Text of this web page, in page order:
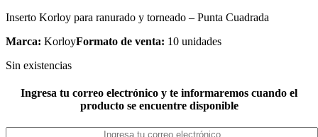
Inserto Korloy para ranurado y torneado – Punta Cuadrada
Marca: KorloyFormato de venta: 10 unidades
Sin existencias
Ingresa tu correo electrónico y te informaremos cuando el
producto se encuentre disponible